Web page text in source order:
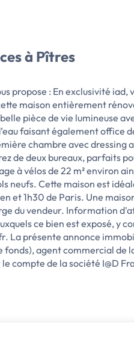
à Pîtres
propose : En exclusivité
maison entièrement
pièce de vie lumineuse
faisant également
chambre avec dressing
de deux bureaux, parfaits
à vélos de 22 m² environ
neufs. Cette maison est
et 1h30 de Paris. Une
du vendeur. Information
ce bien est exposé, y
La présente annonce
agent commercial de
compte de la société I@D